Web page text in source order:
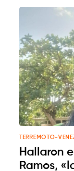
TERREMOTO-
Hallaron
Ramos,